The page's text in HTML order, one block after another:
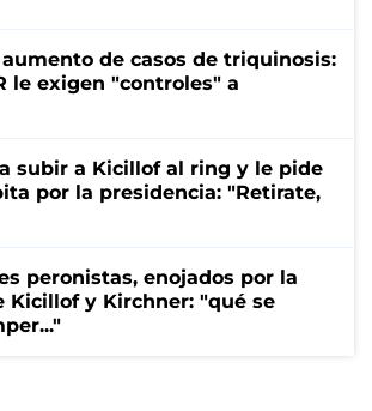
de casos de triquinosis:
le exigen "controles" a
subir a Kicillof al ring y le pide
por la presidencia: "Retirate,
peronistas, enojados por la
Kicillof y Kirchner: "qué se